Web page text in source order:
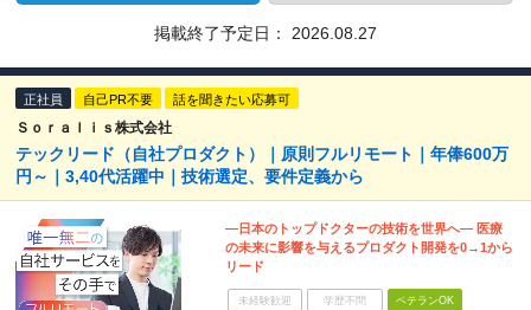
掲載終了予定日： 2026.08.27
正社員 自己PR不要 話を聞きたい応募可
Ｓｏｒａｌｉｓ株式会社
テックリード（自社プロダクト）｜原則フルリモート｜年俸600万
円～｜3,40代活躍中｜技術選定、要件定義から
―日本のトップドクターの技術を世界へ― 医療
の未来に影響を与えるプロダクト開発を0→1から
リード
未経験歓迎 学歴不問 ベテランOK